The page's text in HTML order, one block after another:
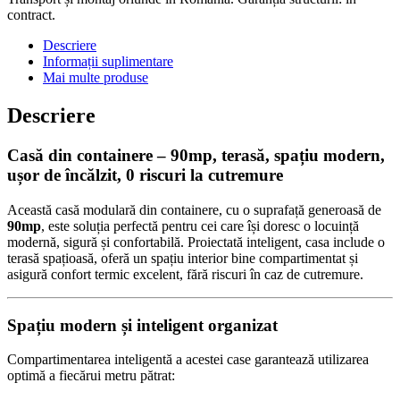
contract.
Descriere
Informații suplimentare
Mai multe produse
Descriere
Casă din containere – 90mp, terasă, spațiu modern,
ușor de încălzit, 0 riscuri la cutremure
Această casă modulară din containere, cu o suprafață generoasă de
90mp, este soluția perfectă pentru cei care își doresc o locuință
modernă, sigură și confortabilă. Proiectată inteligent, casa include o
terasă spațioasă, oferă un spațiu interior bine compartimentat și
asigură confort termic excelent, fără riscuri în caz de cutremure.
Spațiu modern și inteligent organizat
Compartimentarea inteligentă a acestei case garantează utilizarea
optimă a fiecărui metru pătrat: